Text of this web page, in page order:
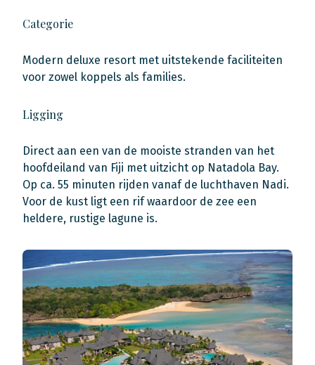
Categorie
Modern deluxe resort met uitstekende faciliteiten
voor zowel koppels als families.
Ligging
Direct aan een van de mooiste stranden van het
hoofdeiland van Fiji met uitzicht op Natadola Bay.
Op ca. 55 minuten rijden vanaf de luchthaven Nadi.
Voor de kust ligt een rif waardoor de zee een
heldere, rustige lagune is.